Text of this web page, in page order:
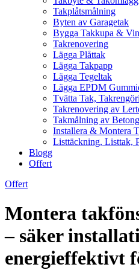
Takplåtsmålning
Byten av Garagetak
Bygga Takkupa &
Takrenovering
Lägga Plåttak
Lägga Takpapp
Lägga Tegeltak
Lägga EPDM
Tvätta Tak,
Takrenovering av
Takmålning av
Installera & Montera
Listtäckning, Listtak,
Blogg
Offert
Offert
Montera
– säker
energieffektivt